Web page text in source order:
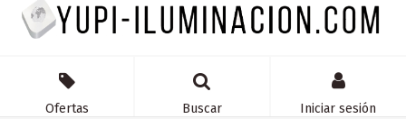
Ofertas Buscar Iniciar sesión